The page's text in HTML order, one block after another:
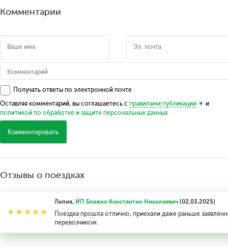
Комментарии
Получать ответы по электронной почте
Оставляя комментарий, вы соглашаетесь с правилами публикации
и
политикой по обработке и защите персональных данных
Комментировать
Отзывы о поездках
Лилия, ИП Блажко Константин Николаевич(02.03.2025)
Поездка прошла отлично, приехали даже раньше
перевозчиком.